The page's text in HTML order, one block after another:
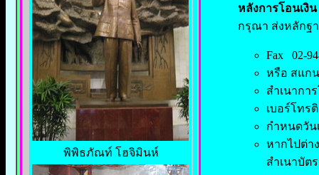
พิพิธภัณท์ โฮจิมินห์
หลังการโอนเงิน
กรุณา ส่งหลักฐ
Fax 02-
หรือ สแก
สำเนากา
เบอร์โทร
กำหนดวัน
หากไปต่า
สำเนาบัต